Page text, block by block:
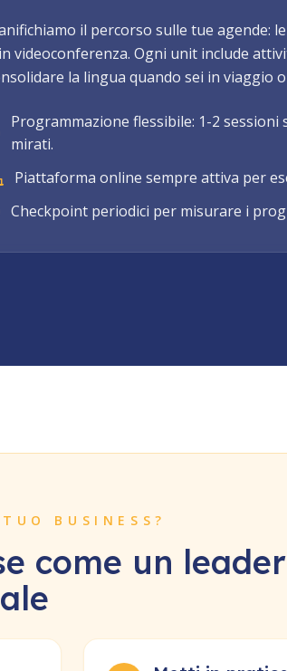
il percorso sulle tue agende:
videoconferenza. Ogni unit include
la lingua quando sei in viaggio
Programmazione flessibile: 1-2
mirati.
Piattaforma online sempre attiva per
Checkpoint periodici per misurare i
BUSINESS?
come un leader